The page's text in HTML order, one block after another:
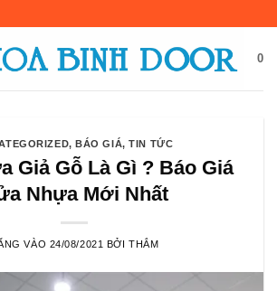
0
,BÁO GIÁ,TIN TỨC
Giả Gỗ Là Gì ? Báo Giá
Nhựa Mới Nhất
VÀO 24/08/2021 BỞITHẮM